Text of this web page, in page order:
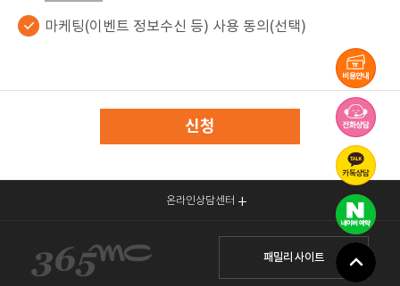
마케팅(이벤트 정보수신 등) 사용 동의(선택)
신청
온라인상담센터
패밀리 사이트